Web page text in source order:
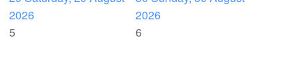
2026
2026
5 6